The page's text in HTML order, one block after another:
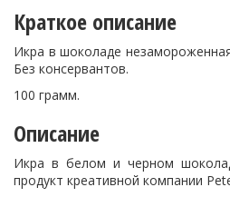
Краткое описание
Икра в шоколаде
Без консервантов.
100 грамм.
Описание
Икра в белом и черном
продукт креативной компании